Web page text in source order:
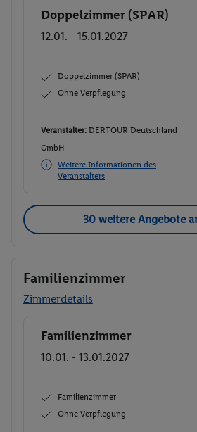
Buchen
Doppelzimmer (SPAR)
12.01. - 15.01.2027
Doppelzimmer (SPAR)
Ohne Verpflegung
Veranstalter: DERTOUR Deutschland
GmbH
Weitere Informationen des
Veranstalters
30 weitere Angebote
Familienzimmer
Zimmerdetails
Buchen
Familienzimmer
10.01. - 13.01.2027
Familienzimmer
Ohne Verpflegung